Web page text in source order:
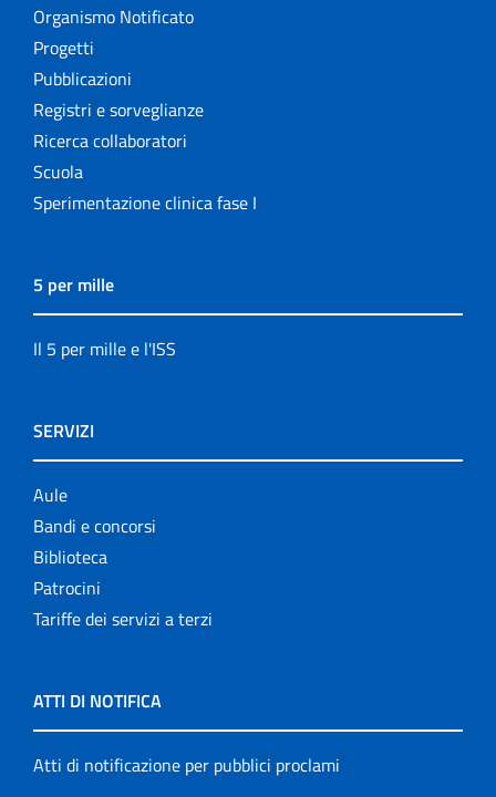
Organismo Notificato
Progetti
Pubblicazioni
Registri e sorveglianze
Ricerca collaboratori
Scuola
Sperimentazione clinica fase I
5 per mille
Il 5 per mille e l'ISS
SERVIZI
Aule
Bandi e concorsi
Biblioteca
Patrocini
Tariffe dei servizi a terzi
ATTI DI NOTIFICA
Atti di notificazione per pubblici proclami